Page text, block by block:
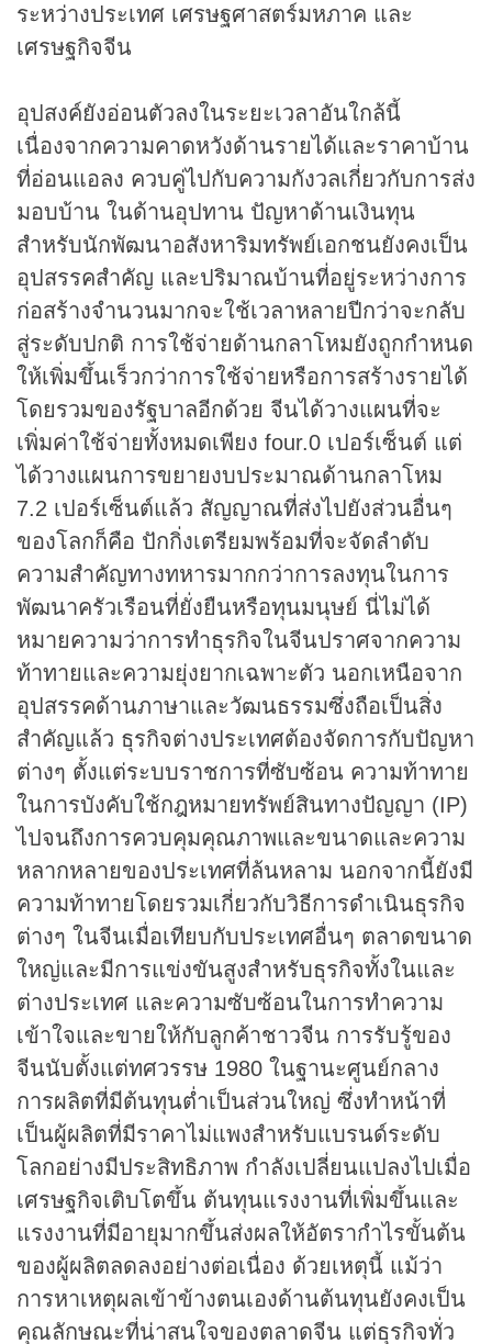
ระหว่างประเทศ เศรษฐศาสตร์มหภาค และ
เศรษฐกิจจีน
อุปสงค์ยังอ่อนตัวลงในระยะเวลาอันใกล้นี้
เนื่องจากความคาดหวังด้านรายได้และราคาบ้าน
ที่อ่อนแอลง ควบคู่ไปกับความกังวลเกี่ยวกับการส่ง
มอบบ้าน ในด้านอุปทาน ปัญหาด้านเงินทุน
สำหรับนักพัฒนาอสังหาริมทรัพย์เอกชนยังคงเป็น
อุปสรรคสำคัญ และปริมาณบ้านที่อยู่ระหว่างการ
ก่อสร้างจำนวนมากจะใช้เวลาหลายปีกว่าจะกลับ
สู่ระดับปกติ การใช้จ่ายด้านกลาโหมยังถูกกำหนด
ให้เพิ่มขึ้นเร็วกว่าการใช้จ่ายหรือการสร้างรายได้
โดยรวมของรัฐบาลอีกด้วย จีนได้วางแผนที่จะ
เพิ่มค่าใช้จ่ายทั้งหมดเพียง four.0 เปอร์เซ็นต์ แต่
ได้วางแผนการขยายงบประมาณด้านกลาโหม
7.2 เปอร์เซ็นต์แล้ว สัญญาณที่ส่งไปยังส่วนอื่นๆ
ของโลกก็คือ ปักกิ่งเตรียมพร้อมที่จะจัดลำดับ
ความสำคัญทางทหารมากกว่าการลงทุนในการ
พัฒนาครัวเรือนที่ยั่งยืนหรือทุนมนุษย์ นี่ไม่ได้
หมายความว่าการทำธุรกิจในจีนปราศจากความ
ท้าทายและความยุ่งยากเฉพาะตัว นอกเหนือจาก
อุปสรรคด้านภาษาและวัฒนธรรมซึ่งถือเป็นสิ่ง
สำคัญแล้ว ธุรกิจต่างประเทศต้องจัดการกับปัญหา
ต่างๆ ตั้งแต่ระบบราชการที่ซับซ้อน ความท้าทาย
ในการบังคับใช้กฎหมายทรัพย์สินทางปัญญา (IP)
ไปจนถึงการควบคุมคุณภาพและขนาดและความ
หลากหลายของประเทศที่ล้นหลาม นอกจากนี้ยังมี
ความท้าทายโดยรวมเกี่ยวกับวิธีการดำเนินธุรกิจ
ต่างๆ ในจีนเมื่อเทียบกับประเทศอื่นๆ ตลาดขนาด
ใหญ่และมีการแข่งขันสูงสำหรับธุรกิจทั้งในและ
ต่างประเทศ และความซับซ้อนในการทำความ
เข้าใจและขายให้กับลูกค้าชาวจีน การรับรู้ของ
จีนนับตั้งแต่ทศวรรษ 1980 ในฐานะศูนย์กลาง
การผลิตที่มีต้นทุนต่ำเป็นส่วนใหญ่ ซึ่งทำหน้าที่
เป็นผู้ผลิตที่มีราคาไม่แพงสำหรับแบรนด์ระดับ
โลกอย่างมีประสิทธิภาพ กำลังเปลี่ยนแปลงไปเมื่อ
เศรษฐกิจเติบโตขึ้น ต้นทุนแรงงานที่เพิ่มขึ้นและ
แรงงานที่มีอายุมากขึ้นส่งผลให้อัตรากำไรขั้นต้น
ของผู้ผลิตลดลงอย่างต่อเนื่อง ด้วยเหตุนี้ แม้ว่า
การหาเหตุผลเข้าข้างตนเองด้านต้นทุนยังคงเป็น
คุณลักษณะที่น่าสนใจของตลาดจีน แต่ธุรกิจทั่ว